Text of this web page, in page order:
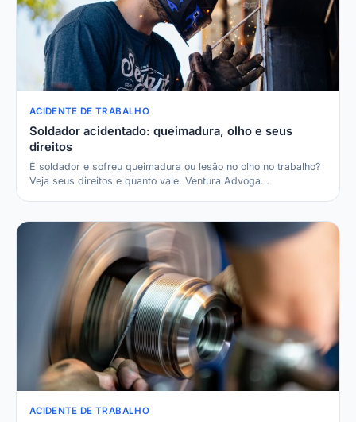
ACIDENTE DE TRABALHO
Soldador acidentado: queimadura, olho e seus
direitos
É soldador e sofreu queimadura ou lesão no olho no trabalho?
Veja seus direitos e quanto vale. Ventura Advoga…
ACIDENTE DE TRABALHO